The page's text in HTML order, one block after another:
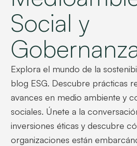
Social y
Explora el mundo de la
blog ESG. Descubre prácticas
avances en medio ambiente y
sociales. Únete a la
inversiones éticas y descubre
organizaciones están